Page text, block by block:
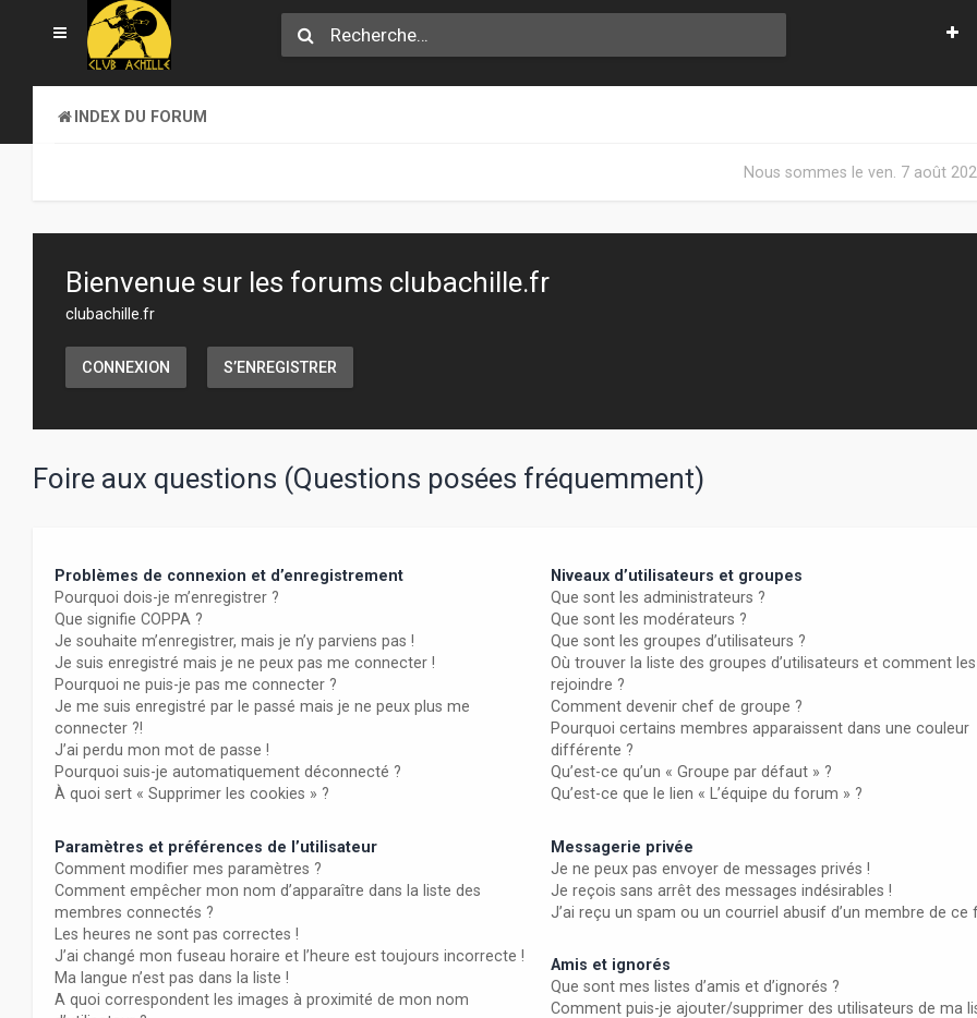
INDEX DU FORUM
Nous sommes le ven. 7 août
Bienvenue sur les forums clubachille.fr
clubachille.fr
CONNEXION S’ENREGISTRER
Foire aux questions (Questions posées fréquemment)
Problèmes de connexion et d’enregistrement
Pourquoi dois-je m’enregistrer ?
Que signifie COPPA ?
Je souhaite m’enregistrer, mais je n’y parviens pas !
Je suis enregistré mais je ne peux pas me connecter !
Pourquoi ne puis-je pas me connecter ?
Je me suis enregistré par le passé mais je ne peux plus me
connecter ?!
J’ai perdu mon mot de passe !
Pourquoi suis-je automatiquement déconnecté ?
À quoi sert « Supprimer les cookies » ?
Paramètres et préférences de l’utilisateur
Comment modifier mes paramètres ?
Comment empêcher mon nom d’apparaître dans la liste des
membres connectés ?
Les heures ne sont pas correctes !
J’ai changé mon fuseau horaire et l’heure est toujours incorrecte !
Ma langue n’est pas dans la liste !
A quoi correspondent les images à proximité de mon nom
Niveaux d’utilisateurs et groupes
Que sont les administrateurs ?
Que sont les modérateurs ?
Que sont les groupes d’utilisateurs ?
Où trouver la liste des groupes d’utilisateurs et comment les
rejoindre ?
Comment devenir chef de groupe ?
Pourquoi certains membres apparaissent dans une couleur
différente ?
Qu’est-ce qu’un « Groupe par défaut » ?
Qu’est-ce que le lien « L’équipe du forum » ?
Messagerie privée
Je ne peux pas envoyer de messages privés !
Je reçois sans arrêt des messages indésirables !
J’ai reçu un spam ou un courriel abusif d’un membre de ce
Amis et ignorés
Que sont mes listes d’amis et d’ignorés ?
Comment puis-je ajouter/supprimer des utilisateurs de ma